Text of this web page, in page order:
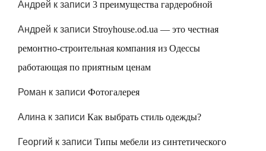
Андрей к записи 3 преимущества гардеробной
Андрей к записи Stroyhouse.od.ua — это честная
ремонтно-строительная компания из Одессы
работающая по приятным ценам
Роман к записи Фотогалерея
Алина к записи Как выбрать стиль одежды?
Георгий к записи Типы мебели из синтетического